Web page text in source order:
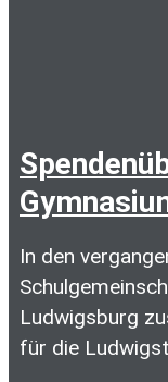
In den
Ludwigsburg
für die